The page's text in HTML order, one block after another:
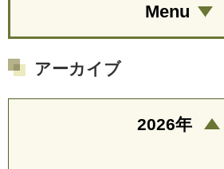
Menu
アーカイブ
2026年